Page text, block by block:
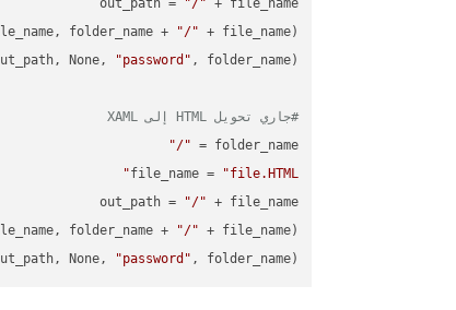
out_path =
"/"
folder_name + "/"
None,
"password"
#جاري تحويل HTML إلى XAML
folder_name =
"/"
file_name =
"file.HTML"
out_path =
"/"
folder_name + "/"
None,
"password" , folder_name)